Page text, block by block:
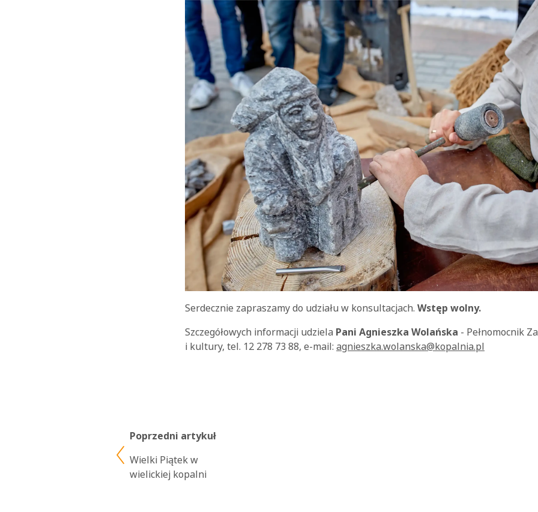
Serdecznie zapraszamy do udziału w konsultacjach. Wstęp wolny.
Szczegółowych informacji udziela Pani Agnieszka Wolańska - Pełnomocnik
i kultury, tel. 12 278 73 88, e-mail: agnieszka.wolanska@kopalnia.pl
Poprzedni artykuł
Wielki Piątek w
wielickiej kopalni